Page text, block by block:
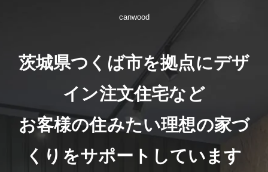
canwood
茨城県つくば市を拠点にデザ
イン注文住宅など
お客様の住みたい理想の家づ
くりをサポートしています